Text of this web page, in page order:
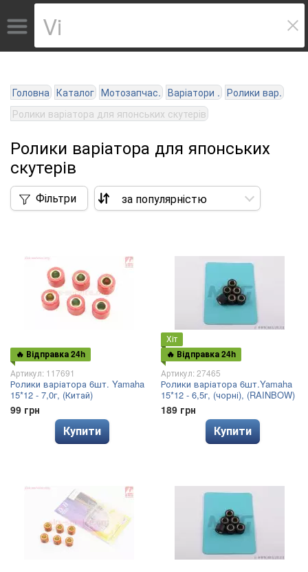
Головна Каталог Мотозапчас. Варіатори . Ролики вар.
Ролики варіатора для японських скутерів
Ролики варіатора для японських
скутерів
Фільтри
🔥 Відправка 24h
Артикул: 117691
Ролики варіатора 6шт. Yamaha
15*12 - 7,0г, (Китай)
99 грн
Купити
Хіт
🔥 Відправка 24h
Артикул: 27465
Ролики варіатора 6шт.Yamaha
15*12 - 6,5г, (чорні), (RAINBOW)
189 грн
Купити